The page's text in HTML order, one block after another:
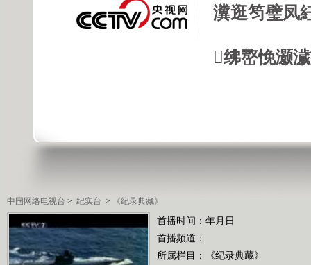
瀵逛笉璧凤
绋嶅悗灏
中国网络电视台 > 纪实台 > 《纪录典藏》
首播时间：年月日
首播频道：
所属栏目：
《纪录典藏》